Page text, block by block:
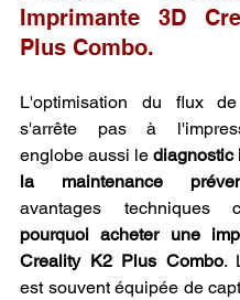
Imprimante 3D
Plus Combo.
L'optimisation du flux
s'arrête pas à
englobe aussi le diagnostic
la maintenance
pourquoi acheter une
Creality K2 Plus Combo.
est souvent équipée de